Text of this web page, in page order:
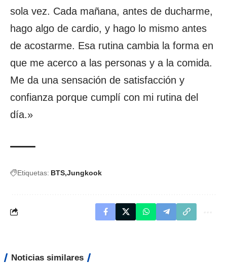
sola vez. Cada mañana, antes de ducharme,
hago algo de cardio, y hago lo mismo antes
de acostarme. Esa rutina cambia la forma en
que me acerco a las personas y a la comida.
Me da una sensación de satisfacción y
confianza porque cumplí con mi rutina del
día.»
Etiquetas: BTS Jungkook
Noticias similares